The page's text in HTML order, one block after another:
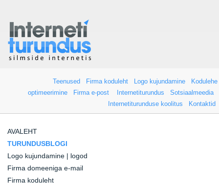
Teenused Firma koduleht Logo kujundamine
Kodulehe
optimeerimine
Firma e-post Internetiturundus
Sotsiaalmeedia
Internetiturunduse koolitus
Kontaktid
AVALEHT
TURUNDUSBLOGI
Logo kujundamine | logod
Firma domeeniga e-mail
Firma koduleht